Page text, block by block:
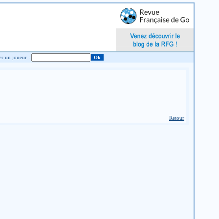
Chercher un joueur :
Retour